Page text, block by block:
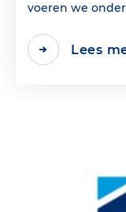
voeren we
Lees